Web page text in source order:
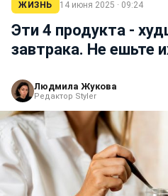
ЖИЗНЬ 14 июня 2025 · 09:24
Эти 4 продукта -
завтрака. Не ешьте
Людмила Жукова
Редактор Styler